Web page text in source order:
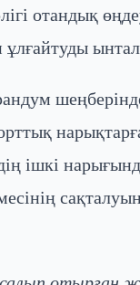
отандық
ішкі
сақталуын